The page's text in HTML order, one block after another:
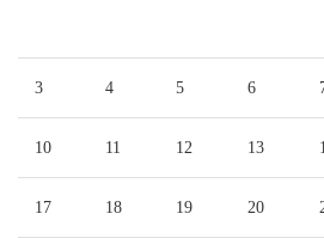
3 4 5 6
10 11 12 13
17 18 19 20